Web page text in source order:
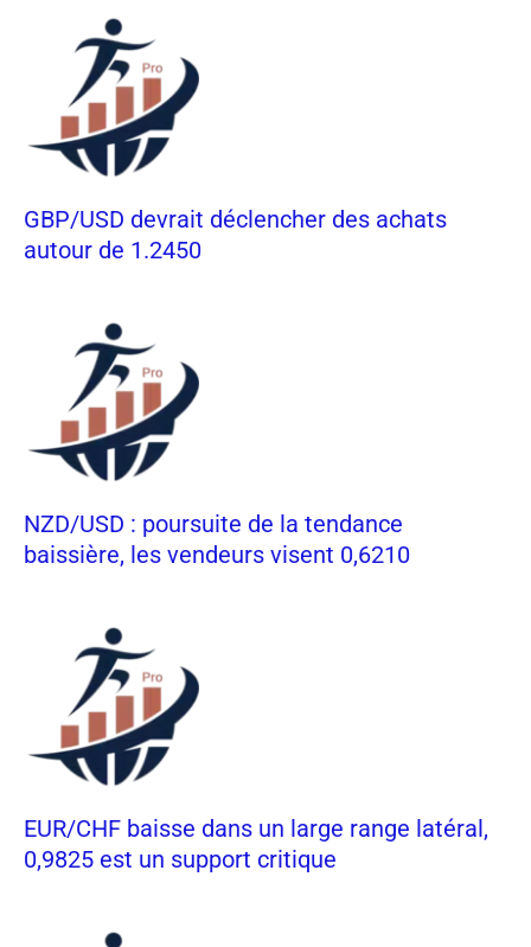
GBP/USD devrait déclencher des achats
autour de 1.2450
NZD/USD : poursuite de la tendance
baissière, les vendeurs visent 0,6210
EUR/CHF baisse dans un large range latéral,
0,9825 est un support critique